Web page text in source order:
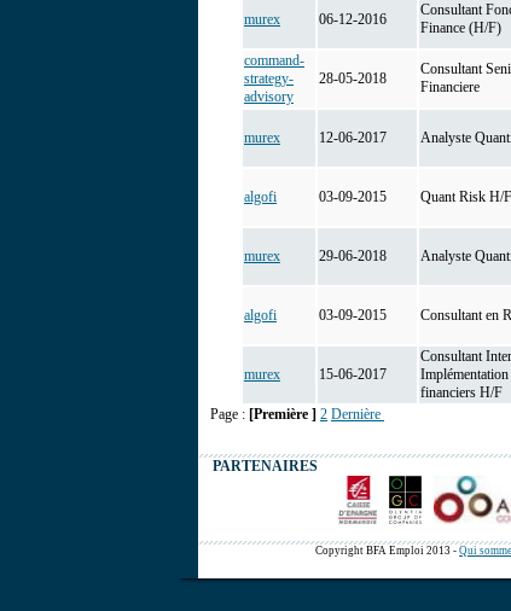
murex 06-12-2016
Consultant
Finance (H/F)
command-
strategy-
advisory
28-05-2018
Consultant
Financiere
murex 12-06-2017 Analyste
algofi 03-09-2015 Quant Risk H/F
murex 29-06-2018 Analyste
algofi 03-09-2015 Consultant en
murex 15-06-2017
Consultant
financiers H/F
Page : [Première ] 2 Dernière
PARTENAIRES
Copyright BFA Emploi 2013 - Qui